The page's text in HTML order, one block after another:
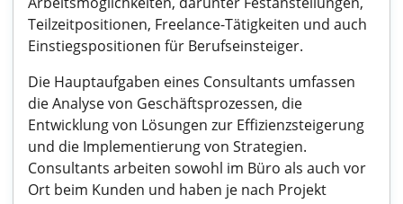
Teilzeitpositionen, Freelance-Tätigkeiten und auch
Einstiegspositionen für Berufseinsteiger.
Die Hauptaufgaben eines Consultants umfassen
die Analyse von Geschäftsprozessen, die
Entwicklung von Lösungen zur Effizienzsteigerung
und die Implementierung von Strategien.
Consultants arbeiten sowohl im Büro als auch vor
Ort beim Kunden und haben je nach Projekt